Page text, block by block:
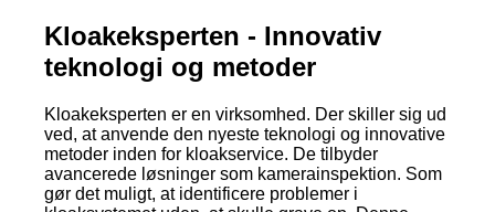
Kloakeksperten - Innovativ
teknologi og metoder
Kloakeksperten er en virksomhed. Der skiller sig ud
ved, at anvende den nyeste teknologi og innovative
metoder inden for kloakservice. De tilbyder
avancerede løsninger som kamerainspektion. Som
gør det muligt, at identificere problemer i